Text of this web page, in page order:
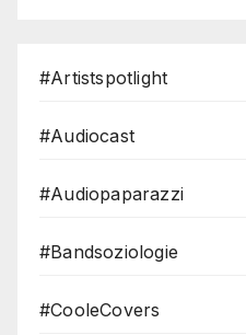
#Artistspotlight
#Audiocast
#Audiopaparazzi
#Bandsoziologie
#CooleCovers